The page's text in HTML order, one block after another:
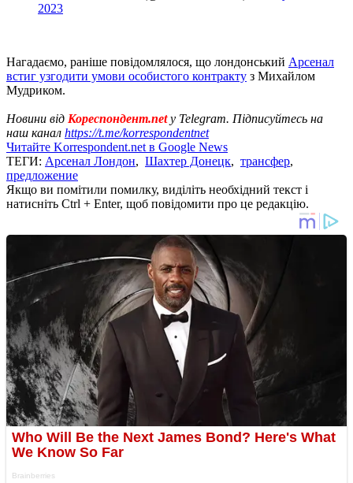
2023
Нагадаємо, раніше повідомлялося, що лондонський Арсенал
встиг узгодити умови особистого контракту з Михайлом
Мудриком.
Новини від Кореспондент.netу Telegram. Підписуйтесь на
наш канал https://t.me/korrespondentnet
Читайте Korrespondent.net в Google News
ТЕГИ: Арсенал Лондон, Шахтер Донецк, трансфер,
предложение
Якщо ви помітили помилку, виділіть необхідний текст і
натисніть Ctrl + Enter, щоб повідомити про це редакцію.